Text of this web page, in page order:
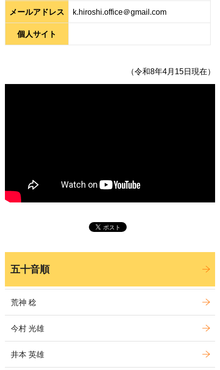
メールアドレス k.hiroshi.office＠gmail.com
個人サイト
（令和8年4月15日現在）
五十音順
荒神 稔
今村 光雄
井本 英雄